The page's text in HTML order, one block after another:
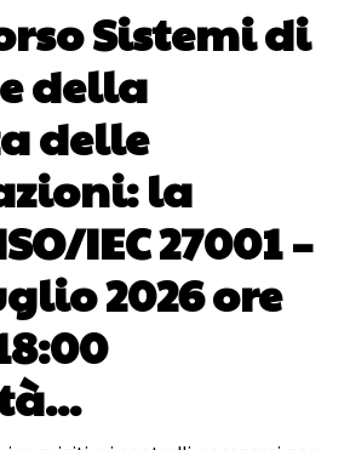
Sistemi di
della
delle
la
IEC 27001 –
2026 ore